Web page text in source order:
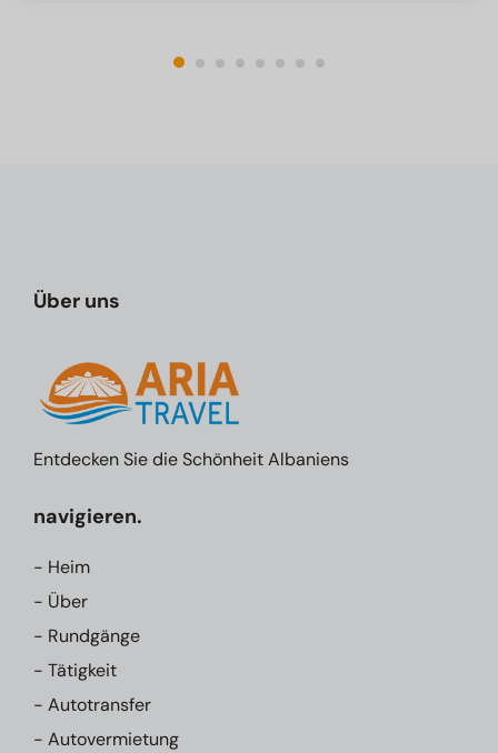
Über uns
Entdecken Sie die Schönheit Albaniens
navigieren.
- Heim
- Über
- Rundgänge
- Tätigkeit
- Autotransfer
- Autovermietung